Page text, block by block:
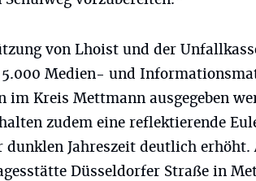
von Lhoist und der
Medien- und
im Kreis Mettmann ausgegeben
zudem eine reflektierende
Jahreszeit deutlich erhöht.
Düsseldorfer Straße in